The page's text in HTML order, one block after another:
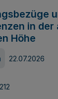
in der
Höhe
22.07.2026
212